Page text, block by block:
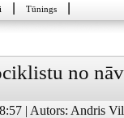
Tūnings
no
| Autors: Andris